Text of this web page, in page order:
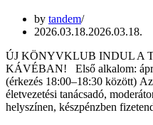
by tandem
2026.03.18.2026.03.18.
ÚJ KÖNYVKLUB INDUL A
KÁVÉBAN! Első alkalom:
(érkezés 18:00–18:30 között)
életvezetési tanácsadó,
helyszínen, készpénzben